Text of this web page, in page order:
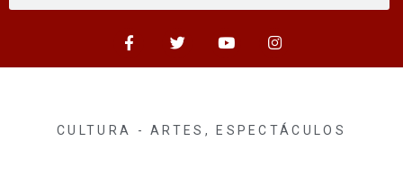
CULTURA - ARTES ,ESPECTÁCULOS